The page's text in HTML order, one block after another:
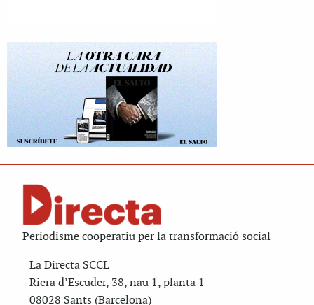
Periodisme cooperatiu per la transformació social
La Directa SCCL
Riera d’Escuder, 38, nau 1, planta 1
08028 Sants (Barcelona)